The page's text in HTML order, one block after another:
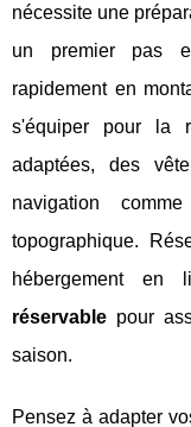
nécessite une
un premier pas
rapidement en
s'équiper pour la
adaptées, des
navigation
topographique.
hébergement
réservable pour
saison.
Pensez à adapter